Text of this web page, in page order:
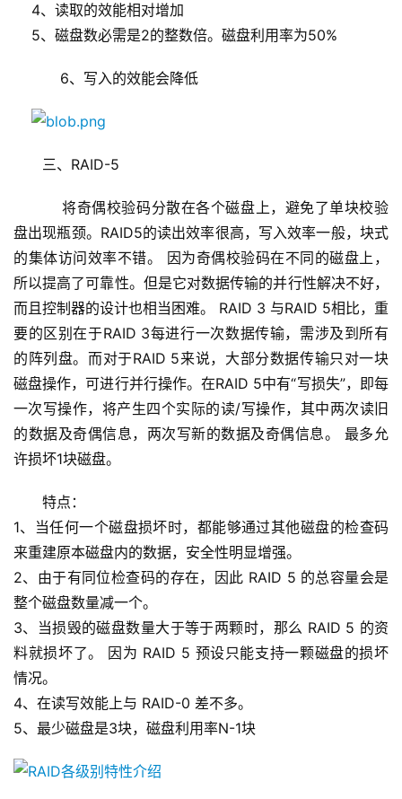
4、读取的效能相对增加
5、磁盘数必需是2的整数倍。磁盘利用率为50%
6、写入的效能会降低
三、RAID-5
将奇偶校验码分散在各个磁盘上，避免了单块校验
盘出现瓶颈。RAID5的读出效率很高，写入效率一般，块式
的集体访问效率不错。 因为奇偶校验码在不同的磁盘上，
所以提高了可靠性。但是它对数据传输的并行性解决不好，
而且控制器的设计也相当困难。 RAID 3 与RAID 5相比，重
要的区别在于RAID 3每进行一次数据传输，需涉及到所有
的阵列盘。而对于RAID 5来说，大部分数据传输只对一块
磁盘操作，可进行并行操作。在RAID 5中有“写损失”，即每
一次写操作，将产生四个实际的读/写操作，其中两次读旧
的数据及奇偶信息，两次写新的数据及奇偶信息。 最多允
许损坏1块磁盘。
特点：
1、当任何一个磁盘损坏时，都能够通过其他磁盘的检查码
来重建原本磁盘内的数据，安全性明显增强。
2、由于有同位检查码的存在，因此 RAID 5 的总容量会是
整个磁盘数量减一个。
3、当损毁的磁盘数量大于等于两颗时，那么 RAID 5 的资
料就损坏了。 因为 RAID 5 预设只能支持一颗磁盘的损坏
情况。
4、在读写效能上与 RAID-0 差不多。
5、最少磁盘是3块，磁盘利用率N-1块